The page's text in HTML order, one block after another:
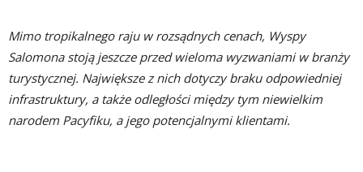
Mimo tropikalnego raju w rozsądnych cenach, Wyspy
Salomona stoją jeszcze przed wieloma wyzwaniami w branży
turystycznej. Największe z nich dotyczy braku odpowiedniej
infrastruktury, a także odległości między tym niewielkim
narodem Pacyfiku, a jego potencjalnymi klientami.